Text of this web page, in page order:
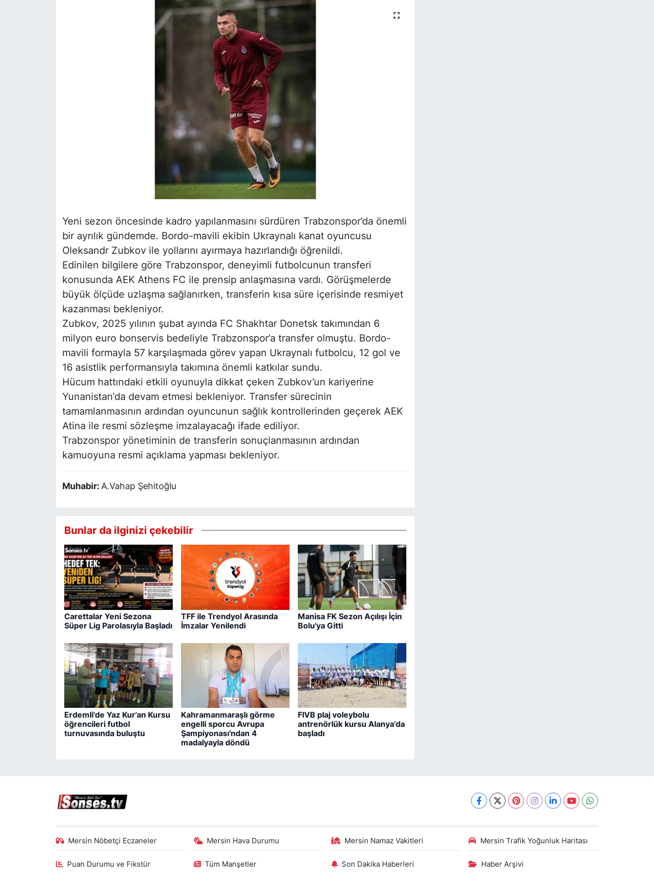
Yeni sezon öncesinde kadro yapılanmasını sürdüren Trabzonspor’da önemli
bir ayrılık gündemde. Bordo-mavili ekibin Ukraynalı kanat oyuncusu
Oleksandr Zubkov ile yollarını ayırmaya hazırlandığı öğrenildi.
Edinilen bilgilere göre Trabzonspor, deneyimli futbolcunun transferi
konusunda AEK Athens FC ile prensip anlaşmasına vardı. Görüşmelerde
büyük ölçüde uzlaşma sağlanırken, transferin kısa süre içerisinde resmiyet
kazanması bekleniyor.
Zubkov, 2025 yılının şubat ayında FC Shakhtar Donetsk takımından 6
milyon euro bonservis bedeliyle Trabzonspor’a transfer olmuştu. Bordo-
mavili formayla 57 karşılaşmada görev yapan Ukraynalı futbolcu, 12 gol ve
16 asistlik performansıyla takımına önemli katkılar sundu.
Hücum hattındaki etkili oyunuyla dikkat çeken Zubkov’un kariyerine
Yunanistan’da devam etmesi bekleniyor. Transfer sürecinin
tamamlanmasının ardından oyuncunun sağlık kontrollerinden geçerek AEK
Atina ile resmi sözleşme imzalayacağı ifade ediliyor.
Trabzonspor yönetiminin de transferin sonuçlanmasının ardından
kamuoyuna resmi açıklama yapması bekleniyor.
Muhabir: A.Vahap Şehitoğlu
Bunlar da ilginizi çekebilir
Carettalar Yeni Sezona
Süper Lig Parolasıyla Başladı
TFF ile Trendyol Arasında
İmzalar Yenilendi
Manisa FK Sezon Açılışı İçin
Bolu'ya Gitti
Erdemli'de Yaz Kur'an Kursu
öğrencileri futbol
turnuvasında buluştu
Kahramanmaraşlı görme
engelli sporcu Avrupa
Şampiyonası'ndan 4
madalyayla döndü
FIVB plaj voleybolu
antrenörlük kursu Alanya'da
başladı
Mersin Nöbetçi Eczaneler Mersin Hava Durumu Mersin Namaz Vakitleri Mersin Trafik Yoğunluk Haritası
Puan Durumu ve Fikstür Tüm Manşetler Son Dakika Haberleri Haber Arşivi